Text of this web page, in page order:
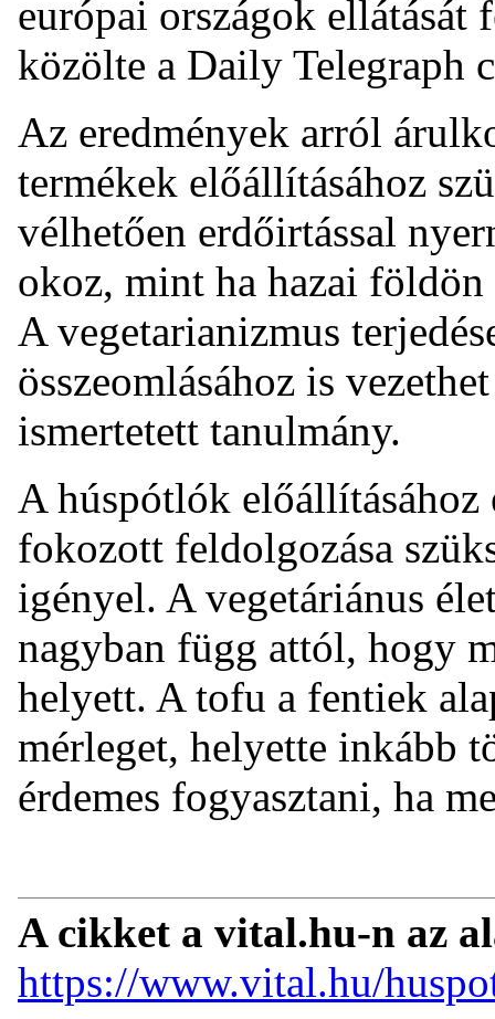
európai országok ellátását
közölte a Daily Telegraph
Az eredmények arról
termékek előállításához
vélhetően erdőirtással
okoz, mint ha hazai
A vegetarianizmus
összeomlásához is
ismertetett tanulmány.
A húspótlók
fokozott feldolgozása
igényel. A vegetáriánus
nagyban függ attól, hogy
helyett. A tofu a fentiek
mérleget, helyette inkább
érdemes fogyasztani, ha
A cikket a vital.hu-n az
https://www.vital.hu/